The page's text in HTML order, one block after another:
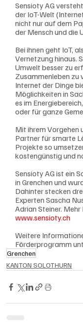
Sensioty AG
der IoT-Welt
nicht nur auf dem
der Mensch und die
Bei ihnen geht IoT,
Vernetzung hinaus.
Umwelt besser zu
Zusammenleben zu
Internet der Dinge
Möglichkeiten in
es im
oder für ganze
Mit ihrem Vorgehen
Partner für smarte
Projekte so
kostengünstig und
Sensioty AG ist ein
in Grenchen und
Dahinter stecken
Experten Sascha
Adrian Steiner.
www.sensioty.ch
Weitere
Förderprogramm
Grenchen
KANTON SOLOTHURN